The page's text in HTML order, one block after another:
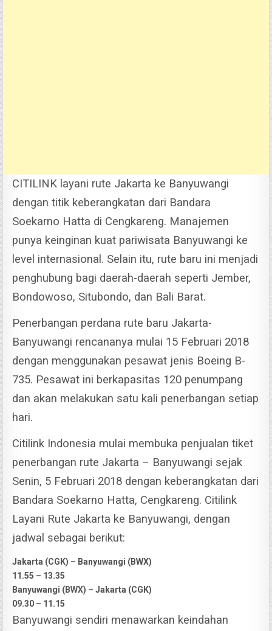
CITILINK layani rute Jakarta ke Banyuwangi
dengan titik keberangkatan dari Bandara
Soekarno Hatta di Cengkareng. Manajemen
punya keinginan kuat pariwisata Banyuwangi ke
level internasional. Selain itu, rute baru ini menjadi
penghubung bagi daerah-daerah seperti Jember,
Bondowoso, Situbondo, dan Bali Barat.
Penerbangan perdana rute baru Jakarta-
Banyuwangi rencananya mulai 15 Februari 2018
dengan menggunakan pesawat jenis Boeing B-
735. Pesawat ini berkapasitas 120 penumpang
dan akan melakukan satu kali penerbangan setiap
hari.
Citilink Indonesia mulai membuka penjualan tiket
penerbangan rute Jakarta – Banyuwangi sejak
Senin, 5 Februari 2018 dengan keberangkatan dari
Bandara Soekarno Hatta, Cengkareng. Citilink
Layani Rute Jakarta ke Banyuwangi, dengan
jadwal sebagai berikut:
Jakarta (CGK) – Banyuwangi (BWX)
11.55 – 13.35
Banyuwangi (BWX) – Jakarta (CGK)
09.30 – 11.15
Banyuwangi sendiri menawarkan keindahan